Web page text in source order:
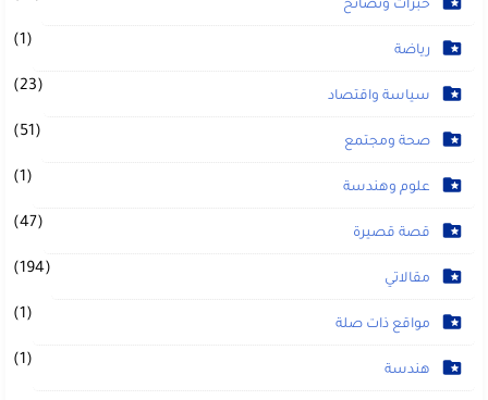
خبرات ونصائح
رياضة
(1)
سياسة واقتصاد
(23)
صحة ومجتمع
(51)
علوم وهندسة
(1)
قصة قصيرة
(47)
مقالاتي
(194)
مواقع ذات صلة
(1)
هندسة
(1)